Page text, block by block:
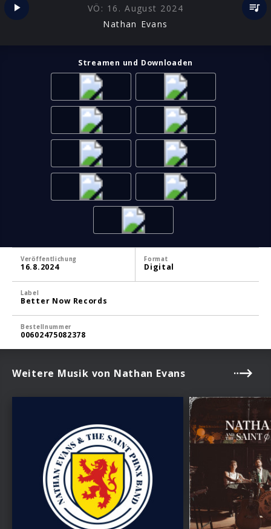
VÖ: 16. August 2024
Nathan Evans
Streamen und Downloaden
Veröffentlichung
16.8.2024
Format
Digital
Label
Better Now Records
Bestellnummer
00602475082378
Weitere Musik von Nathan Evans